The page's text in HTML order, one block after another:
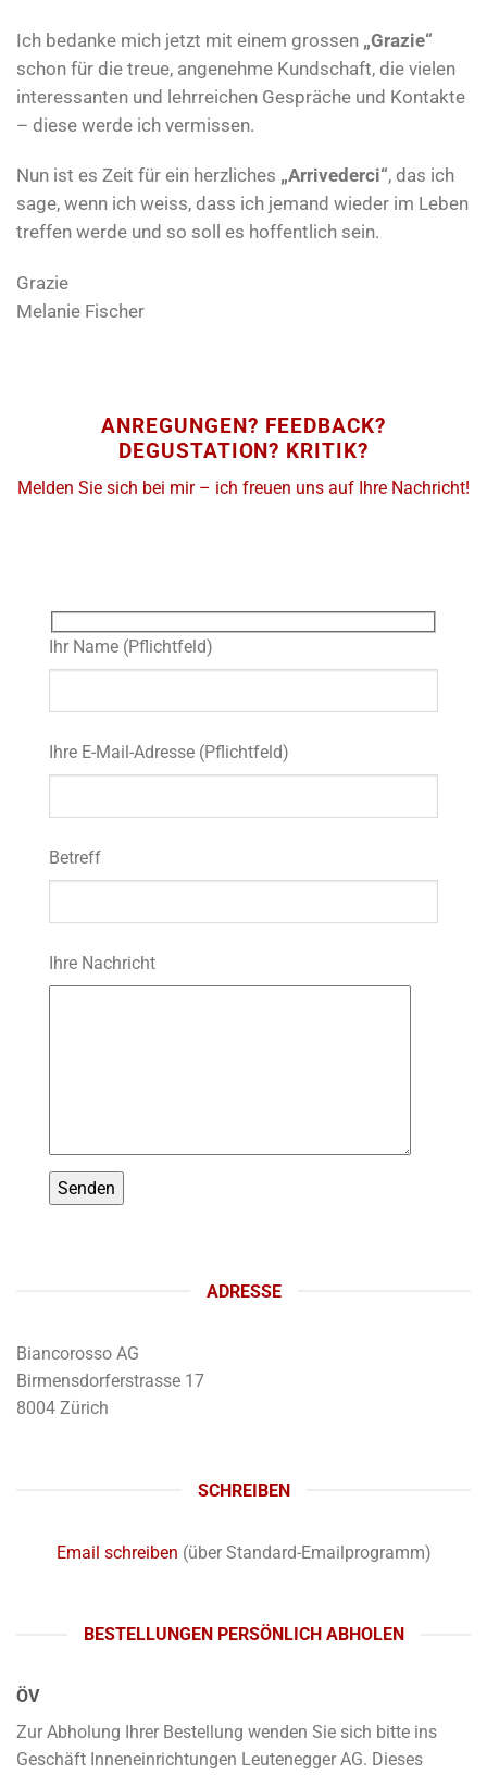
Ich bedanke mich jetzt mit einem grossen „Grazie“
schon für die treue, angenehme Kundschaft, die vielen
interessanten und lehrreichen Gespräche und Kontakte
– diese werde ich vermissen.
Nun ist es Zeit für ein herzliches „Arrivederci“, das ich
sage, wenn ich weiss, dass ich jemand wieder im Leben
treffen werde und so soll es hoffentlich sein.
Grazie
Melanie Fischer
ANREGUNGEN? FEEDBACK?
DEGUSTATION? KRITIK?
Melden Sie sich bei mir – ich freuen uns auf Ihre Nachricht!
Ihr Name (Pflichtfeld)
Ihre E-Mail-Adresse (Pflichtfeld)
Betreff
Ihre Nachricht
ADRESSE
Biancorosso AG
Birmensdorferstrasse 17
8004 Zürich
SCHREIBEN
Email schreiben (über Standard-Emailprogramm)
BESTELLUNGEN PERSÖNLICH ABHOLEN
ÖV
Zur Abholung Ihrer Bestellung wenden Sie sich bitte ins
Geschäft Inneneinrichtungen Leutenegger AG. Dieses